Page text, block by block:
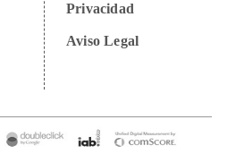
Privacidad
Aviso Legal